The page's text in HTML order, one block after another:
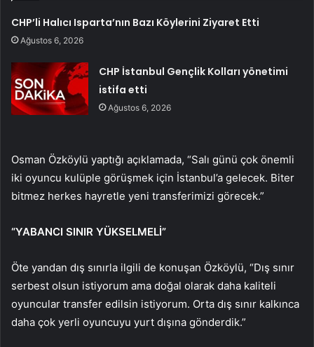
CHP’li Halıcı Isparta’nın Bazı Köylerini Ziyaret Etti
Ağustos 6, 2026
CHP İstanbul Gençlik Kolları yönetimi
istifa etti
Ağustos 6, 2026
Osman Özköylü yaptığı açıklamada, “Salı günü çok önemli
iki oyuncu kulüple görüşmek için İstanbul’a gelecek. Biter
bitmez herkes hayretle yeni transferimizi görecek.”
“YABANCI SINIR YÜKSELMELİ”
Öte yandan dış sınırla ilgili de konuşan Özköylü, “Dış sınır
serbest olsun istiyorum ama doğal olarak daha kaliteli
oyuncular transfer edilsin istiyorum. Orta dış sınır kalkınca
daha çok yerli oyuncuyu yurt dışına gönderdik.”